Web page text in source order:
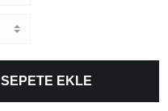
SEPETE EKLE